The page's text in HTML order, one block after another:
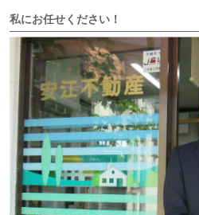
私にお任せください！